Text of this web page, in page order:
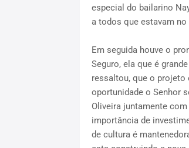
especial do bailarino
a todos que estavam
Em seguida houve o
Seguro, ela que é
ressaltou, que o projeto
oportunidade o Senhor
Oliveira juntamente
importância de
de cultura é